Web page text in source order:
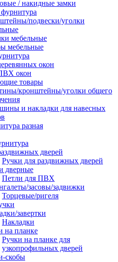
/ накидные замки
подвески/уголки
мебельные
мебельные
окон
окон
товары
кронштейны/уголки общего
и накладки для навесных
разная
дверей
Ручки для раздвижных дверей
дверные
Петли для ПВХ
засовы/задвижки
Торцевые/ригеля
завертки
Накладки
на планке
Ручки на планке для
узкопрофильных дверей
скобы